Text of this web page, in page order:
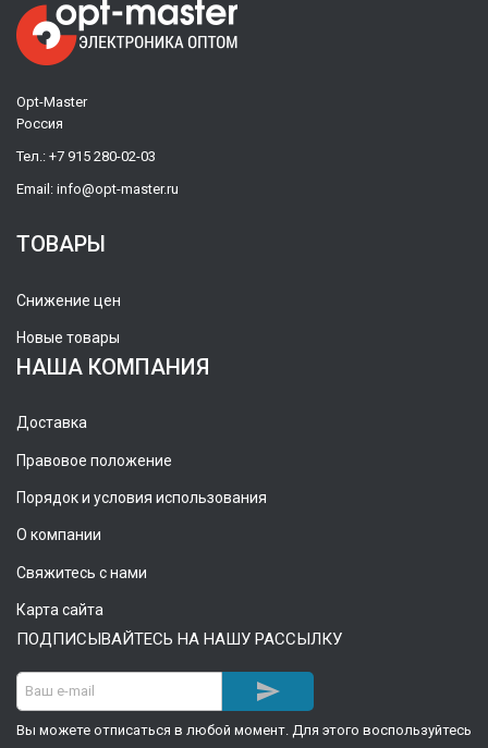
Opt-Master
Россия
Тел.: +7 915 280-02-03
Email: info@opt-master.ru
ТОВАРЫ
Снижение цен
Новые товары
НАША КОМПАНИЯ
Доставка
Правовое положение
Порядок и условия использования
О компании
Свяжитесь с нами
Карта сайта
ПОДПИСЫВАЙТЕСЬ НА НАШУ РАССЫЛКУ

Вы можете отписаться в любой момент. Для этого воспользуйтесь